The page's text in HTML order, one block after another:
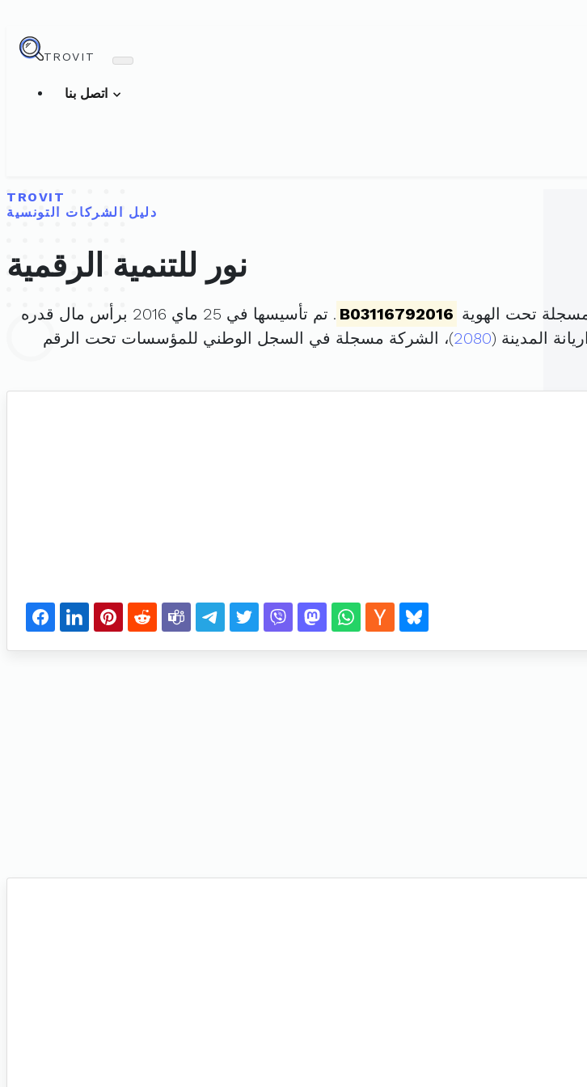
TROVIT
TROVIT
دليل الشركات التونسية
نور للتنمية الرقمية
تحت الهوية B03116792016 . تم تأسيسها في 25 ماي 2016 برأس مال قدره
2080)، الشركة مسجلة في السجل الوطني للمؤسسات تحت الرقم